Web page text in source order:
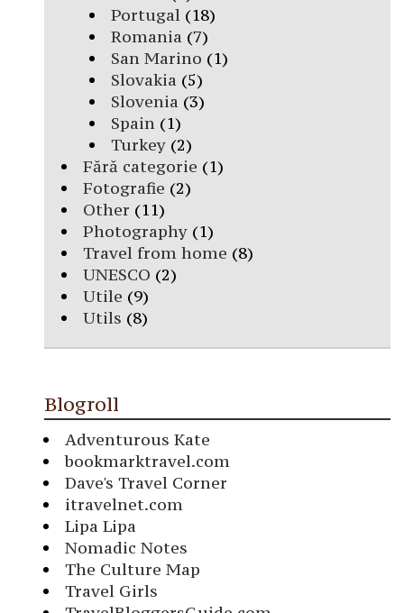
Portugal(18)
Romania (7)
San Marino (1)
Slovakia (5)
Slovenia (3)
Spain(1)
Turkey(2)
Fără categorie (1)
Fotografie (2)
Other (11)
Photography (1)
Travel from home (8)
UNESCO (2)
Utile (9)
Utils (8)
Blogroll
Adventurous Kate
bookmarktravel.com
Dave's Travel Corner
itravelnet.com
Lipa Lipa
Nomadic Notes
The Culture Map
Travel Girls